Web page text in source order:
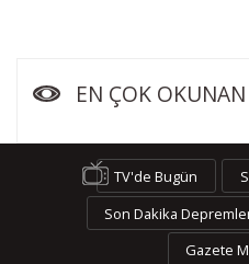
EN ÇOK
TV'de Bugün
Son Dakika
Gazete